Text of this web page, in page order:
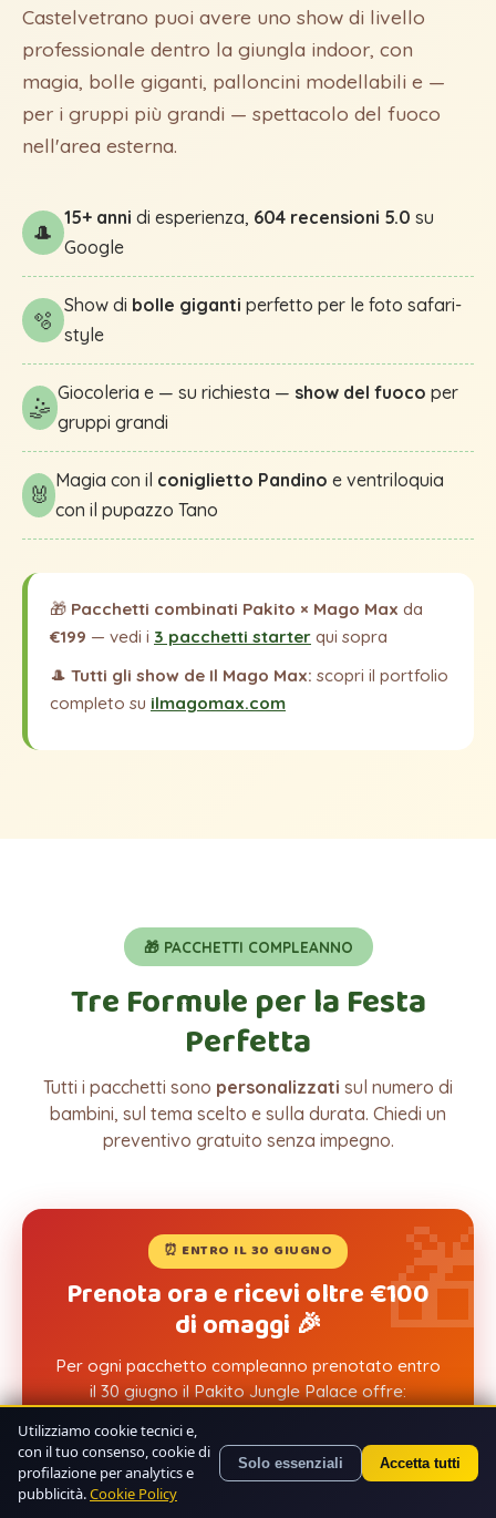
Castelvetrano puoi avere uno show di livello
professionale dentro la giungla indoor, con
magia, bolle giganti, palloncini modellabili e —
per i gruppi più grandi — spettacolo del fuoco
nell'area esterna.
🎩
15+ anni di esperienza, 604 recensioni 5.0 su
Google
🫧
Show di bolle giganti perfetto per le foto safari-
style
🤹
Giocoleria e — su richiesta — show del fuoco per
gruppi grandi
🐰
Magia con il coniglietto Pandino e ventriloquia
con il pupazzo Tano
🎁 Pacchetti combinati Pakito × Mago Max da
€199 — vedi i 3 pacchetti starter qui sopra
🎩 Tutti gli show de Il Mago Max: scopri il portfolio
completo su ilmagomax.com
🎁 PACCHETTI COMPLEANNO
Tre Formule per la Festa
Perfetta
Tutti i pacchetti sono personalizzati sul numero di
bambini, sul tema scelto e sulla durata. Chiedi un
preventivo gratuito senza impegno.
⏰ ENTRO IL 30 GIUGNO
Prenota ora e ricevi oltre €100
di omaggi 🎉
Per ogni pacchetto compleanno prenotato entro
il 30 giugno il Pakito Jungle Palace offre:
bambini · 📸 servizio fotografico completo
(foto inviate via WhatsApp ai genitori) · 🎁 gift
card da €20 al festeggiato
Utilizziamo cookie tecnici e,
con il tuo consenso, cookie di
profilazione per analytics e
pubblicità.Cookie Policy
Solo essenziali Accetta tutti